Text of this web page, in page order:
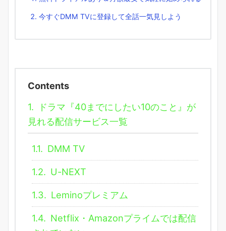
今すぐDMM TVに登録して全話一気見しよう
Contents
1.
ドラマ『40までにしたい10のこと』が
見れる配信サービス一覧
1.1. DMM TV
1.2. U-NEXT
1.3. Leminoプレミアム
1.4. Netflix・Amazonプライムでは配信